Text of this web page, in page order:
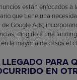
están enfocados a
que tiene una
Google Ads,
dirigirlo a una
la mayoría de casos el
PARA
EN